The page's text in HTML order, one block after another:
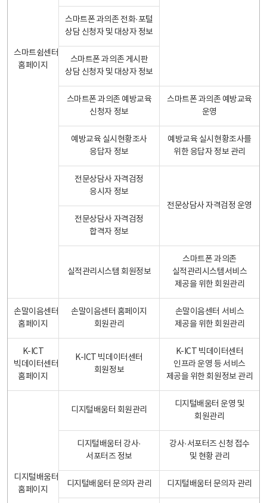
스마트쉼센터
홈페이지
스마트폰 과의존 전화·포털
상담 신청자 및 대상자 정보
스마트폰 과의존 게시판
상담 신청자 및 대상자 정보
스마트폰 과의존 예방교육
신청자 정보
스마트폰 과의존 예방교육
운영
예방교육 실시현황조사
응답자 정보
예방교육 실시현황조사를
위한 응답자 정보 관리
전문상담사 자격검정
응시자 정보
전문상담사 자격검정 운영
전문상담사 자격검정
합격자 정보
실적관리시스템 회원정보
스마트폰 과의존
실적관리시스템서비스
제공을 위한 회원관리
손말이음센터
홈페이지
손말이음센터 홈페이지
회원관리
손말이음센터 서비스
제공을 위한 회원관리
K-ICT
빅데이터센터
홈페이지
K-ICT 빅데이터센터
회원정보
K-ICT 빅데이터센터
인프라 운영 등 서비스
제공을 위한 회원정보 관리
디지털배움터
홈페이지
디지털배움터 회원관리
디지털배움터 운영 및
회원관리
디지털배움터 강사·
서포터즈 정보
강사·서포터즈 신청 접수
및 현황 관리
디지털배움터 문의자 관리 디지털배움터 문의자 관리